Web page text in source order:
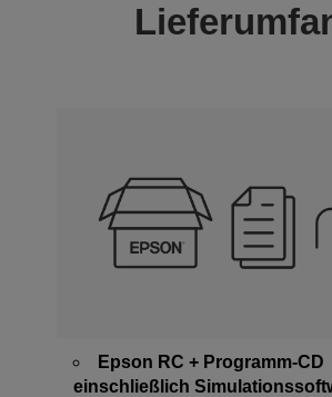
Epson RC + Programm-CD
einschließlich